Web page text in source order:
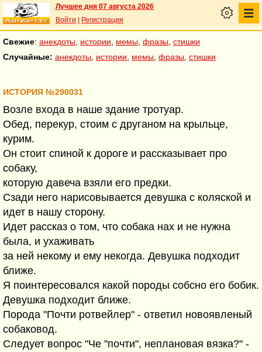
Лучшее дня 07 августа 2026
Войти
Регистрация
Свежие: анекдоты истории мемы фразы стишки
Случайные: анекдоты истории мемы фразы стишки
ИСТОРИЯ №290031
Возле входа в наше здание тротуар.
Обед, перекур, стоим с друганом на крыльце,
курим.
Он стоит спиной к дороге и рассказывает про
собаку,
которую давеча взяли его предки.
Сзади него нарисовывается девушка с коляской и
идет в нашу сторону.
Идет рассказ о том, что собака нах и не нужна
была, и ухаживать
за ней некому и ему некогда. Девушка подходит
ближе.
Я поинтересовался какой породы собсно его бобик.
Девушка подходит ближе.
Порода "Почти ротвейлер" - ответил новоявленый
собаковод.
Следует вопрос "Че "почти", неплановая вязка?" -